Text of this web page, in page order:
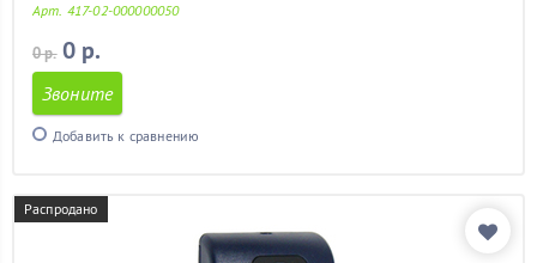
Арт. 417-02-000000050
0 р. 0 р.
Звоните
Добавить к сравнению
Распродано